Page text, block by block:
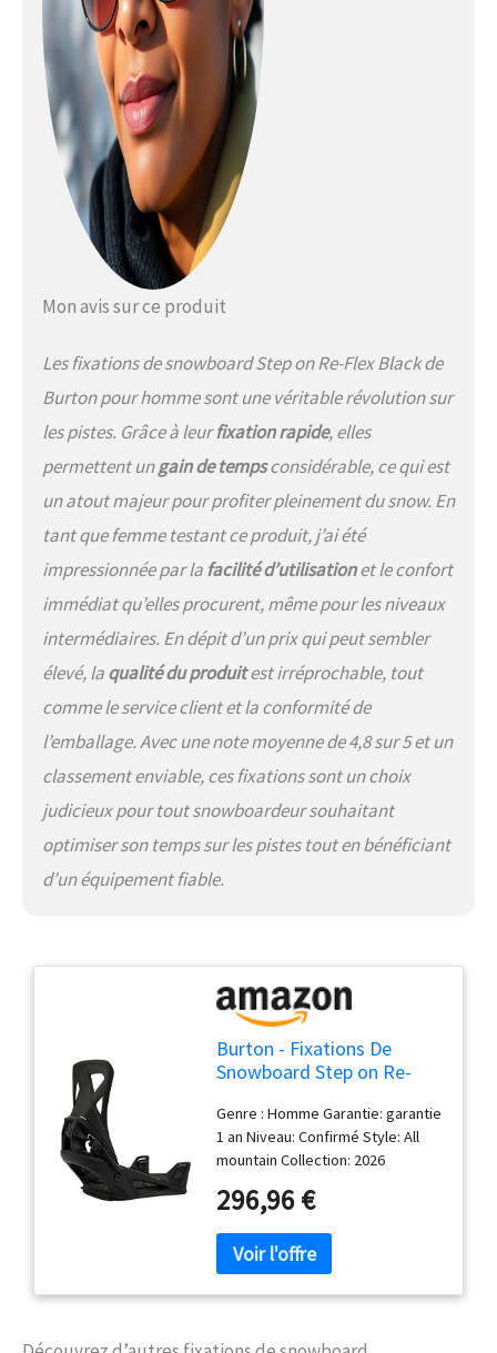
Mon avis sur ce produit
Les fixations de snowboard Step on Re-Flex Black de
Burton pour homme sont une véritable révolution sur
les pistes. Grâce à leurfixation rapide, elles
permettent ungain de tempsconsidérable, ce qui est
un atout majeur pour profiter pleinement du snow. En
tant que femme testant ce produit, j’ai été
impressionnée par lafacilité d’utilisationet le confort
immédiat qu’elles procurent, même pour les niveaux
intermédiaires. En dépit d’un prix qui peut sembler
élevé, laqualité du produitest irréprochable, tout
comme le service client et la conformité de
l’emballage. Avec une note moyenne de 4,8 sur 5 et un
classement enviable, ces fixations sont un choix
judicieux pour tout snowboardeur souhaitant
optimiser son temps sur les pistes tout en bénéficiant
d’un équipement fiable.
Burton - Fixations De
Snowboard Step on Re-
Homme - Taille m - Noir
Genre : Homme Garantie: garantie
1 an Niveau: Confirmé Style: All
mountain Collection: 2026
296,96 €